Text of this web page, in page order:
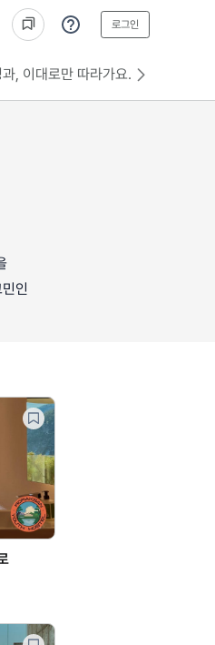
로그인
과, 이대로만 따라가요.
인